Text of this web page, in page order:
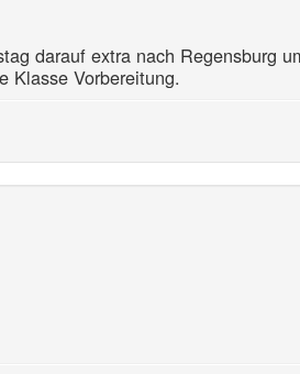
darauf extra nach Regensburg
Klasse Vorbereitung.